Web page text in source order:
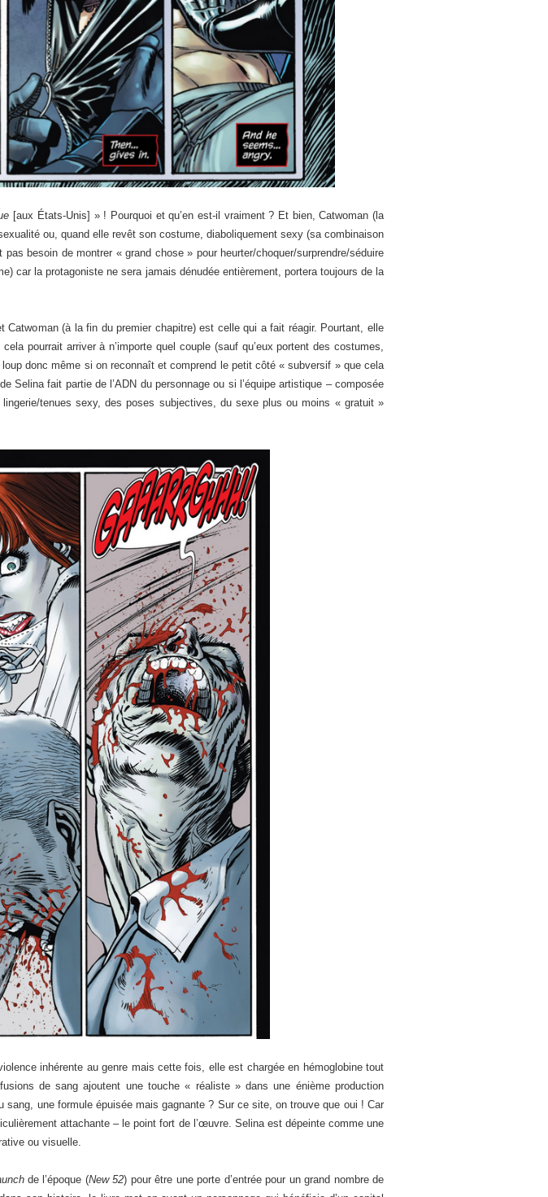
[aux États-Unis] » ! Pourquoi et qu’en est-il vraiment ? Et bien, Catwoman (la
ou, quand elle revêt son costume, diaboliquement sexy (sa combinaison
besoin de montrer « grand chose » pour heurter/choquer/surprendre/séduire
car la protagoniste ne sera jamais dénudée entièrement, portera toujours de la
(à la fin du premier chapitre) est celle qui a fait réagir. Pourtant, elle
pourrait arriver à n’importe quel couple (sauf qu’eux portent des costumes,
donc même si on reconnaît et comprend le petit côté « subversif » que cela
fait partie de l’ADN du personnage ou si l’équipe artistique – composée
tenues sexy, des poses subjectives, du sexe plus ou moins « gratuit »
inhérente au genre mais cette fois, elle est chargée en hémoglobine tout
de sang ajoutent une touche « réaliste » dans une énième production
sang, une formule épuisée mais gagnante ? Sur ce site, on trouve que oui ! Car
attachante – le point fort de l’œuvre. Selina est dépeinte comme une
ou visuelle.
de l’époque (New 52) pour être une porte d’entrée pour un grand nombre de